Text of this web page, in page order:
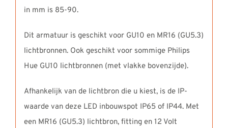
in mm is 85-90.
Dit armatuur is geschikt voor GU10 en MR16 (GU5.3)
lichtbronnen. Ook geschikt voor sommige Philips
Hue GU10 lichtbronnen (met vlakke bovenzijde).
Afhankelijk van de lichtbron die u kiest, is de IP-
waarde van deze LED inbouwspot IP65 of IP44. Met
een MR16 (GU5.3) lichtbron, fitting en 12 Volt